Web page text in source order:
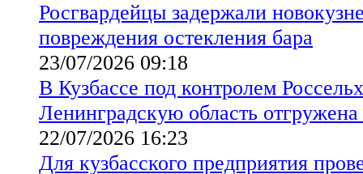
Росгвардейцы задержали
повреждения остекления бара
23/07/2026 09:18
В Кузбассе под контролем
Ленинградскую область
22/07/2026 16:23
Для кузбасского предприятия